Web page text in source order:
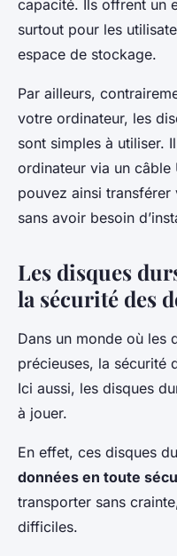
capacité. Ils offrent un
surtout pour les
espace de stockage.
Par ailleurs,
votre ordinateur, les
sont simples à utiliser.
ordinateur via un câble
pouvez ainsi
sans avoir besoin
Les disques
la sécurité des
Dans un monde où les
précieuses, la sécurité
Ici aussi, les disques
à jouer.
En effet, ces disques
données en toute
transporter sans
difficiles.